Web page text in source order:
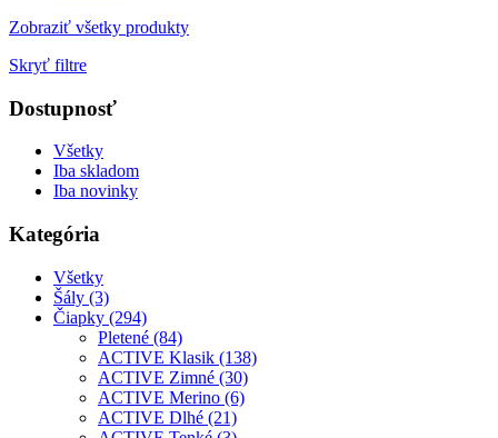
Zobraziť všetky produkty
Skryť filtre
Dostupnosť
Všetky
Iba skladom
Iba novinky
Kategória
Všetky
Šály (3)
Čiapky (294)
Pletené (84)
ACTIVE Klasik (138)
ACTIVE Zimné (30)
ACTIVE Merino (6)
ACTIVE Dlhé (21)